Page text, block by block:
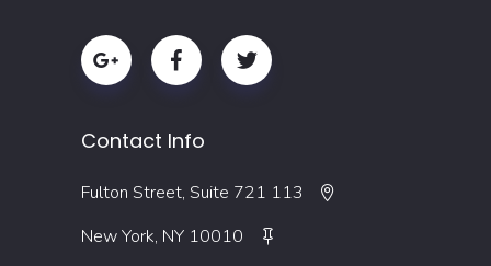
Contact Info
113 Fulton Street, Suite 721
New York, NY 10010